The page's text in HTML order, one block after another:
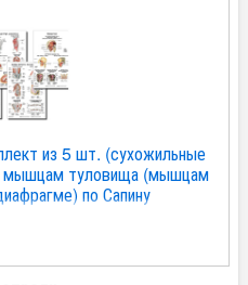
из 5 шт. (сухожильные
мышцам туловища (мышцам
по Сапину
4